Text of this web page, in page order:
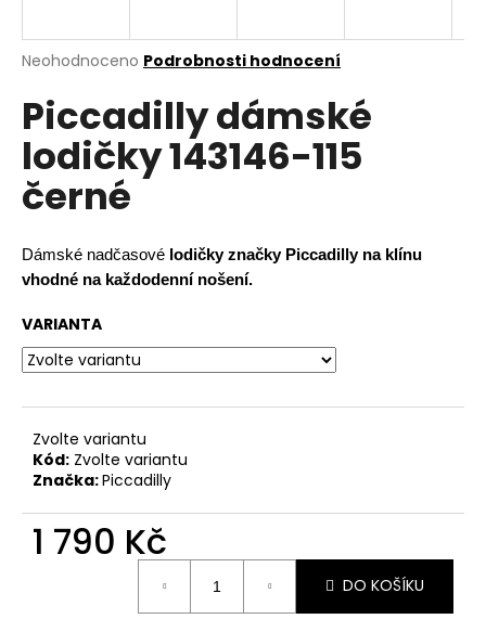
Průměrné
produktu
je
0,0
5
hvězdiček.
Neohodnoceno Podrobnosti hodnocení
Piccadilly dámské
lodičky 143146-115
černé
Dámské nadčasové lodičky značky Piccadilly na klínu
vhodné na každodenní nošení.
VARIANTA
Zvolte variantu
Kód: Zvolte variantu
Značka:Piccadilly
1 790 Kč
DO KOŠÍKU
j
t
?
HLEDAT
D
o
o
u
č
u